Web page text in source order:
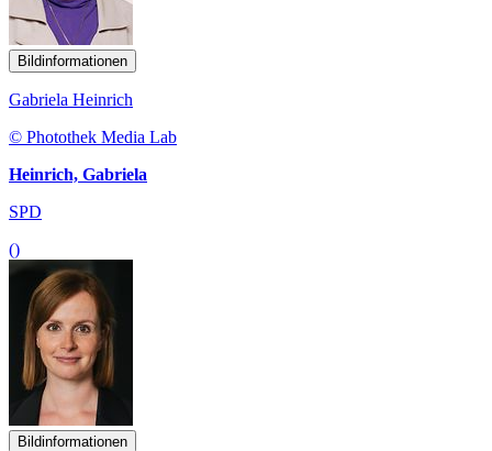
Bildinformationen
Gabriela Heinrich
© Photothek Media Lab
Heinrich, Gabriela
SPD
()
Bildinformationen